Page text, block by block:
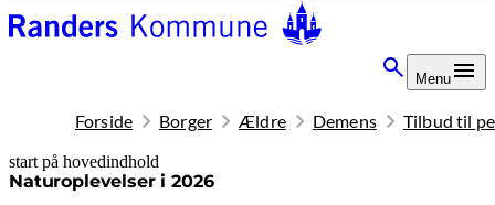
Menu
Forside Borger Ældre Demens Tilbud til
start på hovedindhold
Naturoplevelser i 2026
senest opdateret 7. juli 2026